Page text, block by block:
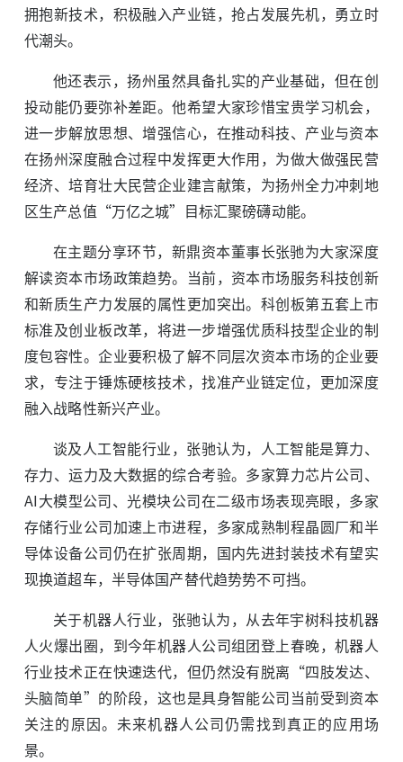
拥抱新技术，积极融入产业链，抢占发展先机，勇立时
代潮头。
他还表示，扬州虽然具备扎实的产业基础，但在创
投动能仍要弥补差距。他希望大家珍惜宝贵学习机会，
进一步解放思想、增强信心，在推动科技、产业与资本
在扬州深度融合过程中发挥更大作用，为做大做强民营
经济、培育壮大民营企业建言献策，为扬州全力冲刺地
区生产总值“万亿之城”目标汇聚磅礴动能。
在主题分享环节，新鼎资本董事长张驰为大家深度
解读资本市场政策趋势。当前，资本市场服务科技创新
和新质生产力发展的属性更加突出。科创板第五套上市
标准及创业板改革，将进一步增强优质科技型企业的制
度包容性。企业要积极了解不同层次资本市场的企业要
求，专注于锤炼硬核技术，找准产业链定位，更加深度
融入战略性新兴产业。
谈及人工智能行业，张驰认为，人工智能是算力、
存力、运力及大数据的综合考验。多家算力芯片公司、
AI大模型公司、光模块公司在二级市场表现亮眼，多家
存储行业公司加速上市进程，多家成熟制程晶圆厂和半
导体设备公司仍在扩张周期，国内先进封装技术有望实
现换道超车，半导体国产替代趋势势不可挡。
关于机器人行业，张驰认为，从去年宇树科技机器
人火爆出圈，到今年机器人公司组团登上春晚，机器人
行业技术正在快速迭代，但仍然没有脱离“四肢发达、
头脑简单”的阶段，这也是具身智能公司当前受到资本
关注的原因。未来机器人公司仍需找到真正的应用场
景。